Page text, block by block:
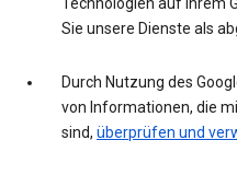
Technologien auf Ihrem
Sie unsere Dienste als
Durch Nutzung des
von Informationen, die
sind, überprüfen und